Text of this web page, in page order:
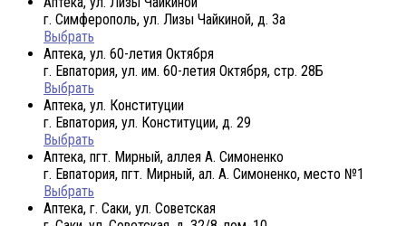
г. Симферополь, ул. Лизы Чайкиной, д. 3а
Выбрать
Аптека, ул. 60-летия Октября
г. Евпатория, ул. им. 60-летия Октября, стр. 28Б
Выбрать
Аптека, ул. Конституции
г. Евпатория, ул. Конституции, д. 29
Выбрать
Аптека, пгт. Мирный, аллея А. Симоненко
г. Евпатория, пгт. Мирный, ал. А. Симоненко, место №1
Выбрать
Аптека, г. Саки, ул. Советская